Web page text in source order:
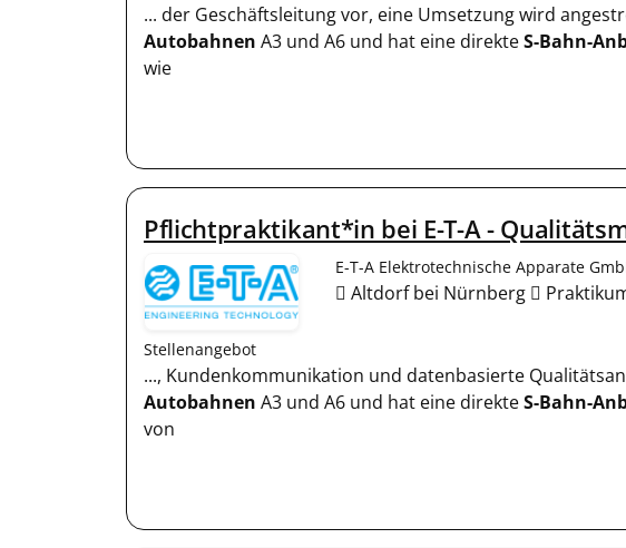
... der Geschäftsleitung vor, eine Umsetzung wird
Autobahnen A3 und A6 und hat eine direkteS-Bahn-
wie
Pflichtpraktikant*in bei E-T-A -
E-T-A Elektrotechnische Apparate
Altdorf bei Nürnberg
Stellenangebot
..., Kundenkommunikation und datenbasierte
Autobahnen A3 und A6 und hat eine direkteS-Bahn-
von